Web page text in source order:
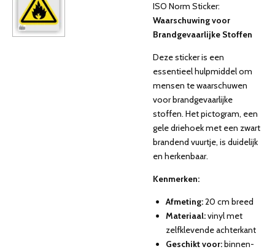
ISO Norm Sticker:
Waarschuwing voor
Brandgevaarlijke Stoffen
Deze sticker is een
essentieel hulpmiddel om
mensen te waarschuwen
voor brandgevaarlijke
stoffen. Het pictogram, een
gele driehoek met een zwart
brandend vuurtje, is duidelijk
en herkenbaar.
Kenmerken:
Afmeting:20 cm breed
Materiaal:vinyl met
zelfklevende achterkant
Geschikt voor:binnen-